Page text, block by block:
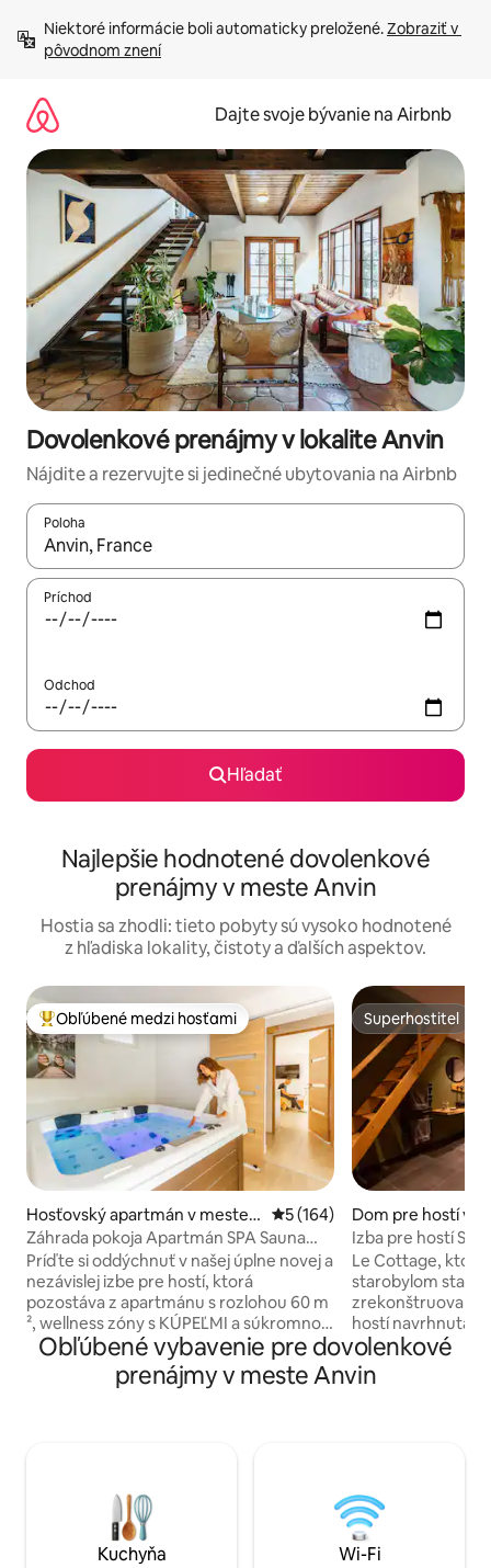
obsah.
Niektoré informácie boli automaticky preložené. Zobraziť v
pôvodnom znení
Dajte svoje bývanie na Airbnb
Dovolenkové prenájmy v lokalite Anvin
Nájdite a rezervujte si jedinečné ubytovania na Airbnb
Poloha
Keď budú výsledky k dispozícii, môžete si ich prechádzať
Príchod
Odchod
Hľadať
Najlepšie hodnotené dovolenkové
prenájmy v meste Anvin
Hostia sa zhodli: tieto pobyty sú vysoko hodnotené
z hľadiska lokality, čistoty a ďalších aspektov.
Najobľúbenejšie medzi hosťami
Obľúbené medzi hosťami
Hosťovský apartmán v meste B
écourt
Priemerné ohodnotenie 5 z
5 (164)
Záhrada pokoja Apartmán SPA Sauna
Privatif
Príďte si oddýchnuť v našej úplne novej a
nezávislej izbe pre hostí, ktorá
pozostáva z apartmánu s rozlohou 60 m
², wellness zóny s KÚPEĽMI a súkromnou
saunou, manželskej postele 160 x 200
cm, vybavenej kuchyne, salónika,
televízora s veľkou obrazovkou, kúpeľne
vidieku , pokojnej, 30 km od pláží, v
blízkosti Desvres, Boulogne-Sur-Mer,
Hardelot, Montreuil,Saint-Omer
Superhostiteľ
Superhostiteľ
Dom pre hostí v
eghem
Izba pre hostí
vstup
Le Cottage, ktorý
starobylom
zrekonštruovaná,
hostí navrhnutá
skutočný oddych.
pohodlný
vybavenia
Reproduktor
prístupom k
a kanálom Canal+
Obľúbené vybavenie pre dovolenkové
prenájmy v meste Anvin
Kuchyňa Wi-Fi